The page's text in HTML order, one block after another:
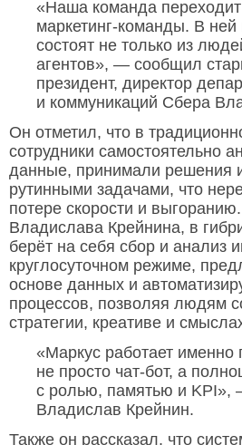
«Наша команда
маркетинг-команды. В
состоят не только из
агентов», — сообщил
президент, директор
и коммуникаций Сбера
Он отметил, что в
сотрудники самостоятельно
данные, принимали решения
рутинными задачами, что
потере скорости и
Владислава Крейнина, в
берёт на себя сбор и анализ
круглосуточном режиме,
основе данных и
процессов, позволяя людям
стратегии, креативе и
«Маркус работает именно
не просто чат-бот, а
с ролью, памятью и KPI»,
Владислав Крейнин.
Также он рассказал, что